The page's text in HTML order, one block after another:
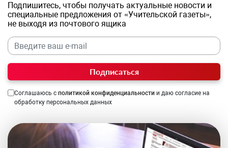
Подпишитесь, чтобы получать актуальные новости и
специальные предложения от «Учительской газеты»,
не выходя из почтового ящика
Подписаться
Соглашаюсь с политикой конфиденциальности и даю согласие на
обработку персональных данных